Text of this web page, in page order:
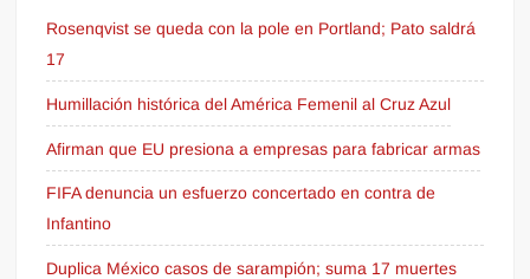
Rosenqvist se queda con la pole en Portland; Pato saldrá
17
Humillación histórica del América Femenil al Cruz Azul
Afirman que EU presiona a empresas para fabricar armas
FIFA denuncia un esfuerzo concertado en contra de
Infantino
Duplica México casos de sarampión; suma 17 muertes